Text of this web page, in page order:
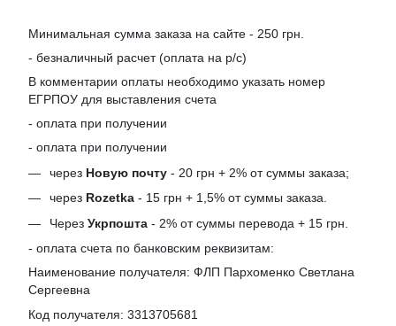
Минимальная сумма заказа на сайте - 250 грн.
- безналичный расчет (оплата на р/с)
В комментарии оплаты необходимо указать номер
ЕГРПОУ для выставления счета
- оплата при получении
- оплата при получении
через Новую почту - 20 грн + 2% от суммы заказа;
через Rozetka - 15 грн + 1,5% от суммы заказа.
Через Укрпошта - 2% от суммы перевода + 15 грн.
- оплата счета по банковским реквизитам:
Наименование получателя: ФЛП Пархоменко Светлана
Сергеевна
Код получателя: 3313705681